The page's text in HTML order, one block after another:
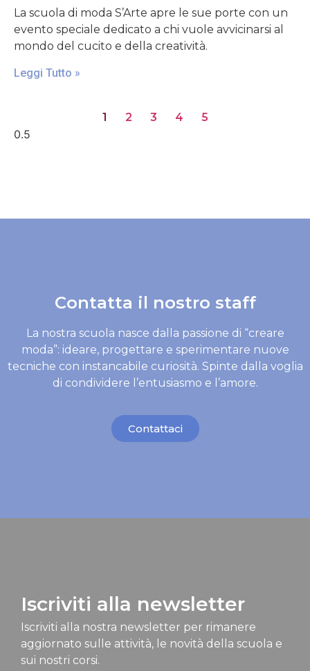
La scuola di moda S’Arte apre le sue porte con un
evento speciale dedicato a chi vuole avvicinarsi al
mondo del cucito e della creatività.
Leggi Tutto »
1 2 3 4 5
Contatta il nostro staff
La nostra scuola nasce dalla passione di “creare
moda”: ideare, progettare e sperimentare nuove
tecniche con instancabile curiosità. Spinte dalla voglia
di condividere l’entusiasmo e l’amore.
Contattaci
Iscriviti alla newsletter
Iscriviti alla nostra newsletter per rimanere
aggiornato sulle attività, le novità della scuola e
sui nostri corsi.